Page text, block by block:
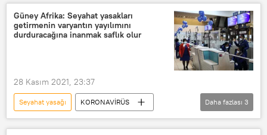
Koronavirüs
Kovid-19
Omicron
Güney Afrika: Seyahat yasakları
getirmenin varyantın yayılımını
durduracağına inanmak saflık olur
28 Kasım 2021, 23:37
Seyahat yasağı
KORONAVİRÜS
Güney Afrika Cumhuriyeti
Daha fazlası 3